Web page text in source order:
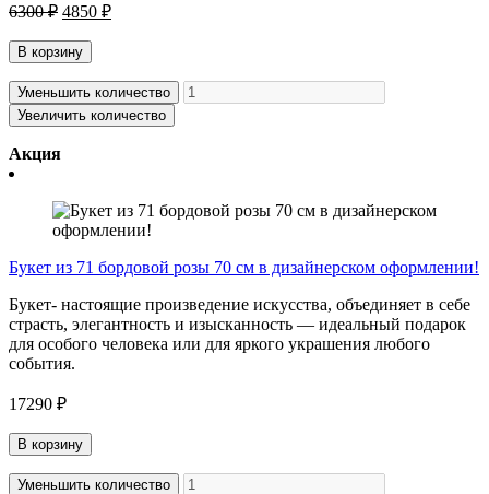
6300 ₽ 4850 ₽
В корзину
Уменьшить количество
Увеличить количество
Акция
Букет из 71 бордовой розы 70 см в дизайнерском оформлении!
Букет- настоящие произведение искусства, объединяет в себе
страсть, элегантность и изысканность — идеальный подарок
для особого человека или для яркого украшения любого
события.
17290 ₽
В корзину
Уменьшить количество